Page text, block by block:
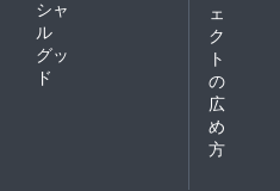
シャ
ル
グッ
ド
ェ
ク
ト
の
広
め
方